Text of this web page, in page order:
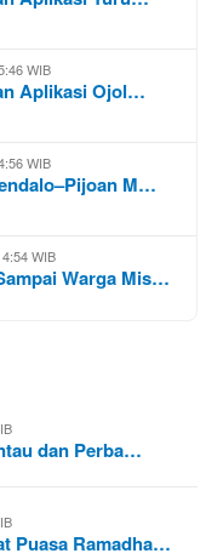
WIB
Aplikasi Ojol…
WIB
M…
WIB
Warga Mis…
dan Perba…
Puasa Ramadha…